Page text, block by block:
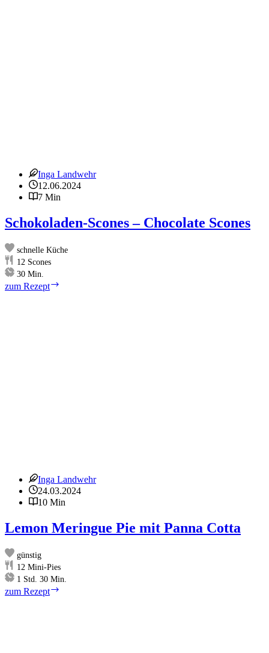
Inga Landwehr
12.06.2024
7 Min
Schokoladen-Scones – Chocolate Scones
schnelle Küche
12 Scones
30Minuten
Min.
zum Rezept
Inga Landwehr
24.03.2024
10 Min
Lemon Meringue Pie mit Panna Cotta
günstig
12 Mini-Pies
1 Stunde
Std. 30Minuten
Min.
zum Rezept